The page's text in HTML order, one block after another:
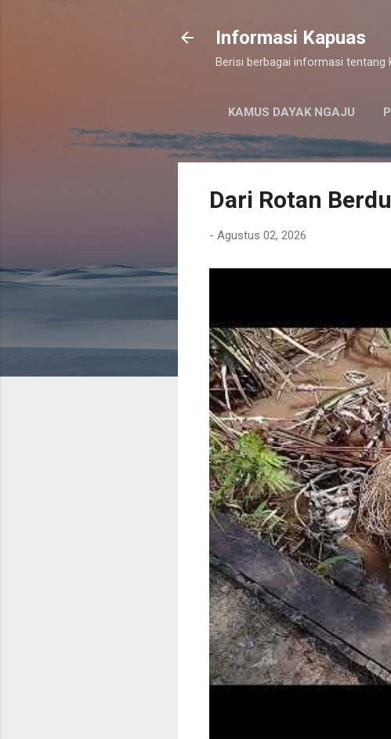
Informasi Kapuas
Berisi berbagai informasi tentang
KAMUS DAYAK NGAJU
Dari Rotan
- Agustus 02, 2026